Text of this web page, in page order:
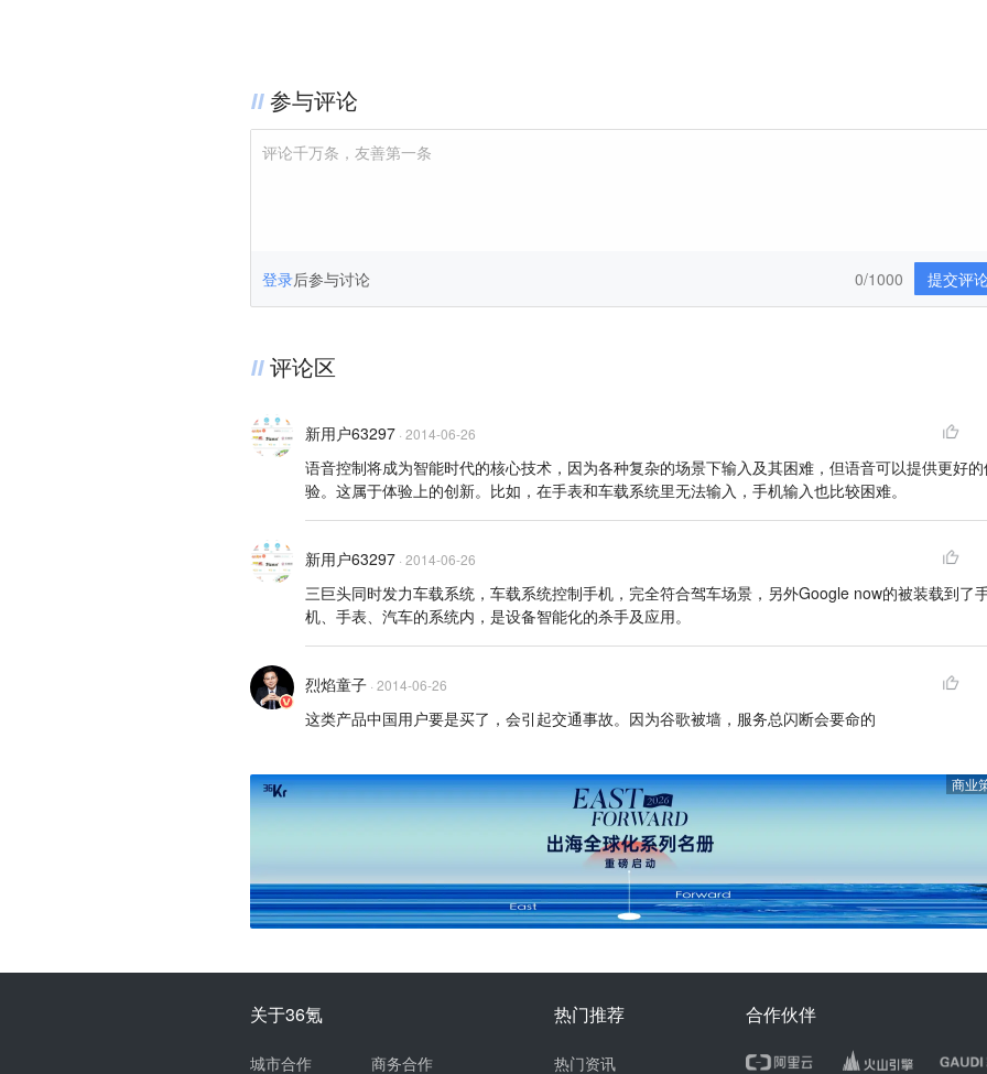
参与评论
评论千万条，友善第一条
登录后参与讨论 提交评
0/1000
评论区
新用户63297 · 2014-06-26
语音控制将成为智能时代的核心技术，因为各种复杂的场景下输入及其困难，但语音可以提供更好
验。这属于体验上的创新。比如，在手表和车载系统里无法输入，手机输入也比较困难。
新用户63297 · 2014-06-26
三巨头同时发力车载系统，车载系统控制手机，完全符合驾车场景，另外Google now的被装载到了
机、手表、汽车的系统内，是设备智能化的杀手及应用。
烈焰童子 · 2014-06-26
这类产品中国用户要是买了，会引起交通事故。因为谷歌被墙，服务总闪断会要命的
商业
关于36氪
城市合作 商务合作
热门推荐
热门资讯
合作伙伴